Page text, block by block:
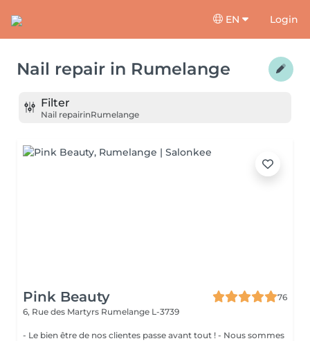
EN Login
Nail repair in Rumelange
Filter
Nail repairinRumelange
Pink Beauty
76
6, Rue des Martyrs Rumelange L-3739
- Le bien être de nos clientes passe avant tout ! - Nous sommes